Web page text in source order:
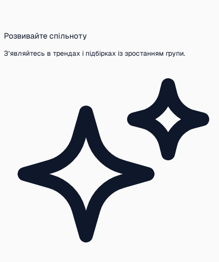
Розвивайте спільноту
З’являйтесь в трендах і підбірках із зростанням групи.